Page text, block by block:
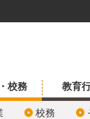
校務
校務
教育